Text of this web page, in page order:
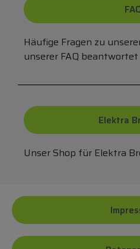
Häufige Fragen zu
unserer FAQ beantwortet
Elektra
Unser Shop für Elektra